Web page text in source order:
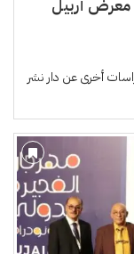
أخرى عن دار نشر